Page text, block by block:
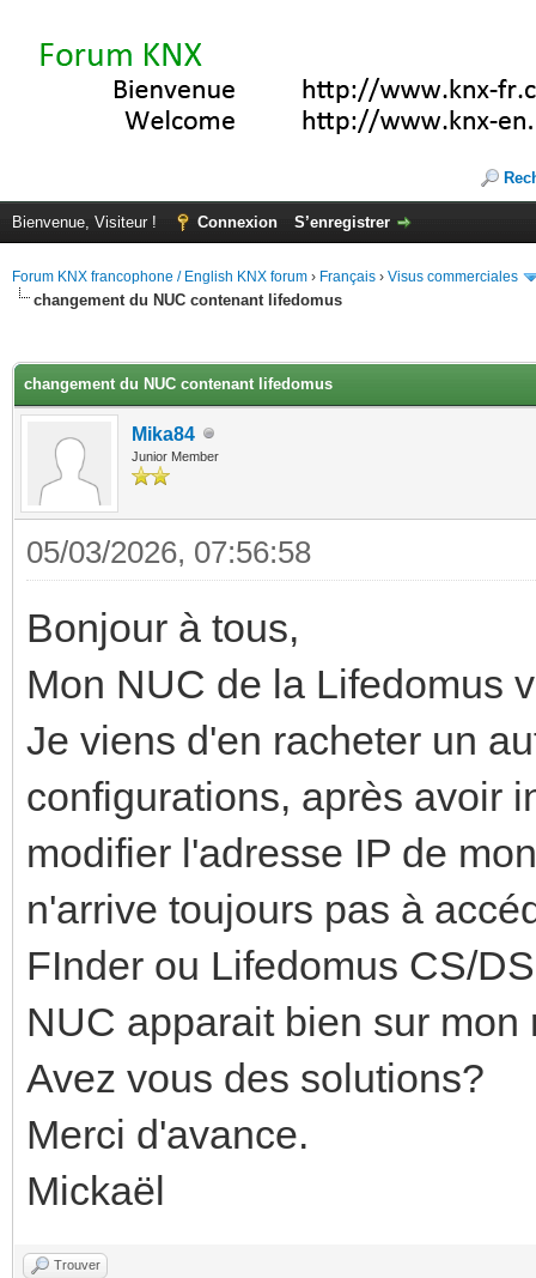
Bienvenue, Visiteur ! Connexion S’enregistrer
Forum KNX francophone / English KNX forum › Français › Visus commerciales
changement du NUC contenant lifedomus
changement du NUC contenant lifedomus
Mika84
Junior Member
05/03/2026, 07:56:58
Bonjour à tous,
Mon NUC de la Lifedomus
Je viens d'en racheter un
configurations, après avoir
modifier l'adresse IP de
n'arrive toujours pas à
FInder ou Lifedomus CS/
NUC apparait bien sur mon
Avez vous des solutions?
Merci d'avance.
Mickaël
Trouver